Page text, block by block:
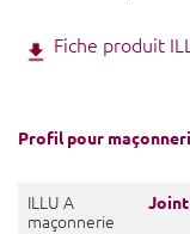
Fiche produit
Profil pour
ILLU A
maçonnerie
Joint